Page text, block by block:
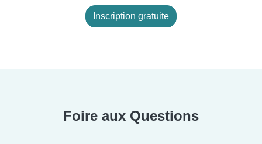
Inscription gratuite
Foire aux Questions